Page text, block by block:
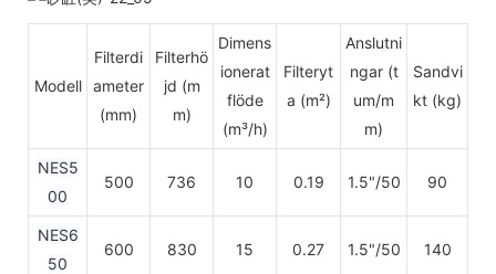
Modell
Filterdi
ameter
(mm)
Filterhö
jd (m
m)
Dimens
ionerat
flöde
(m³/h)
Filteryt
a (m²)
Anslutni
ngar (t
um/m
m)
Sandvi
kt (kg)
NES5
00
500 736 10 0.19 1.5"/50 90
NES6
50
600 830 15 0.27 1.5"/50 140